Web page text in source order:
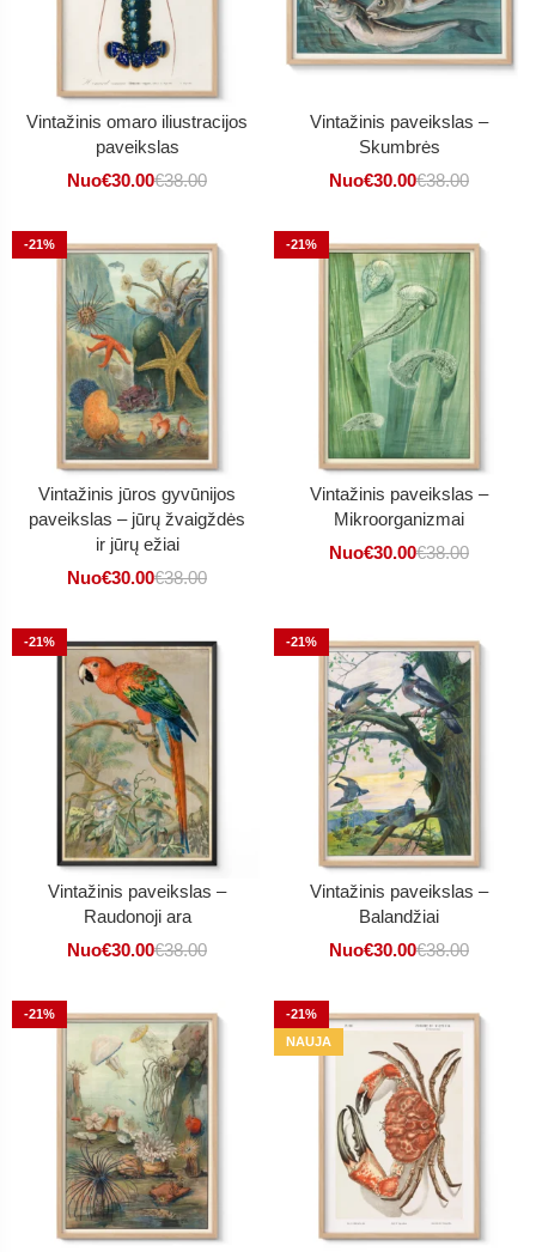
Vintažinis omaro iliustracijos
paveikslas
Nuo€30.00€38.00
Vintažinis paveikslas –
Skumbrės
Nuo€30.00€38.00
-21%
Vintažinis jūros gyvūnijos
paveikslas – jūrų žvaigždės
ir jūrų ežiai
Nuo€30.00€38.00
-21%
Vintažinis paveikslas –
Mikroorganizmai
Nuo€30.00€38.00
-21%
Vintažinis paveikslas –
Raudonoji ara
Nuo€30.00€38.00
-21%
Vintažinis paveikslas –
Balandžiai
Nuo€30.00€38.00
-21%
-21%
NAUJA